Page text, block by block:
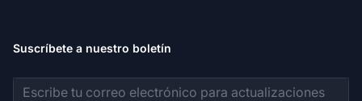
Suscríbete a nuestro boletín
Dirección de correo electrónico